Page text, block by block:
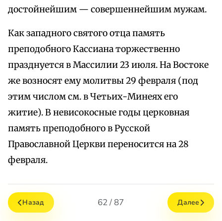
достойнейшим — совершеннейшим мужам.
Как западного святого отца память
преподобного Кассиана торжественно
празднуется в Массилии 23 июля. На Востоке
же возносят ему молитвы 29 февраля (под
этим числом см. в Четьих-Минеях его
житие). В невисокосные годы церковная
память преподобного в Русской
Православной Церкви переносится на 28
февраля.
Назад 62 / 87 Далее